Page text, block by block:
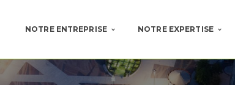
NOTRE ENTREPRISE NOTRE EXPERTISE